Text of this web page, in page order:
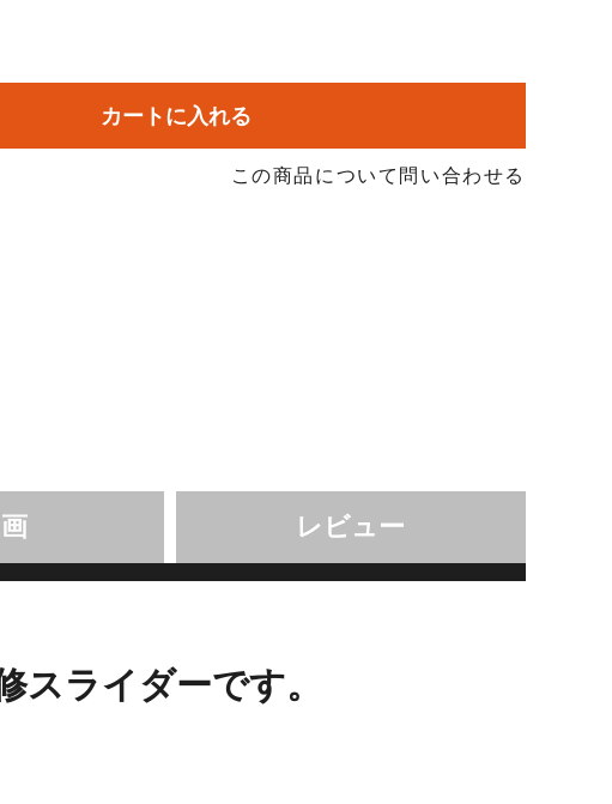
カートに入れる
この商品について問い合わせる
レビュー
ライダーです。